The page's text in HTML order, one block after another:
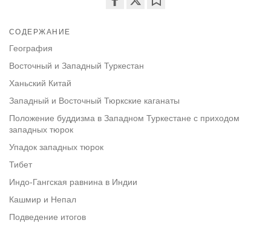
СОДЕРЖАНИЕ
География
Восточный и Западный Туркестан
Ханьский Китай
Западный и Восточный Тюркские каганаты
Положение буддизма в Западном Туркестане с приходом
западных тюрок
Упадок западных тюрок
Тибет
Индо-Гангская равнина в Индии
Кашмир и Непал
Подведение итогов